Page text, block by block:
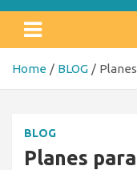
Ávila con
Home BLOG
BLOG
Planes